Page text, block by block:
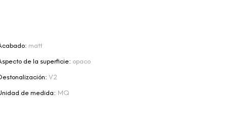
matt
de la superficie: opaco
V2
de medida: MQ